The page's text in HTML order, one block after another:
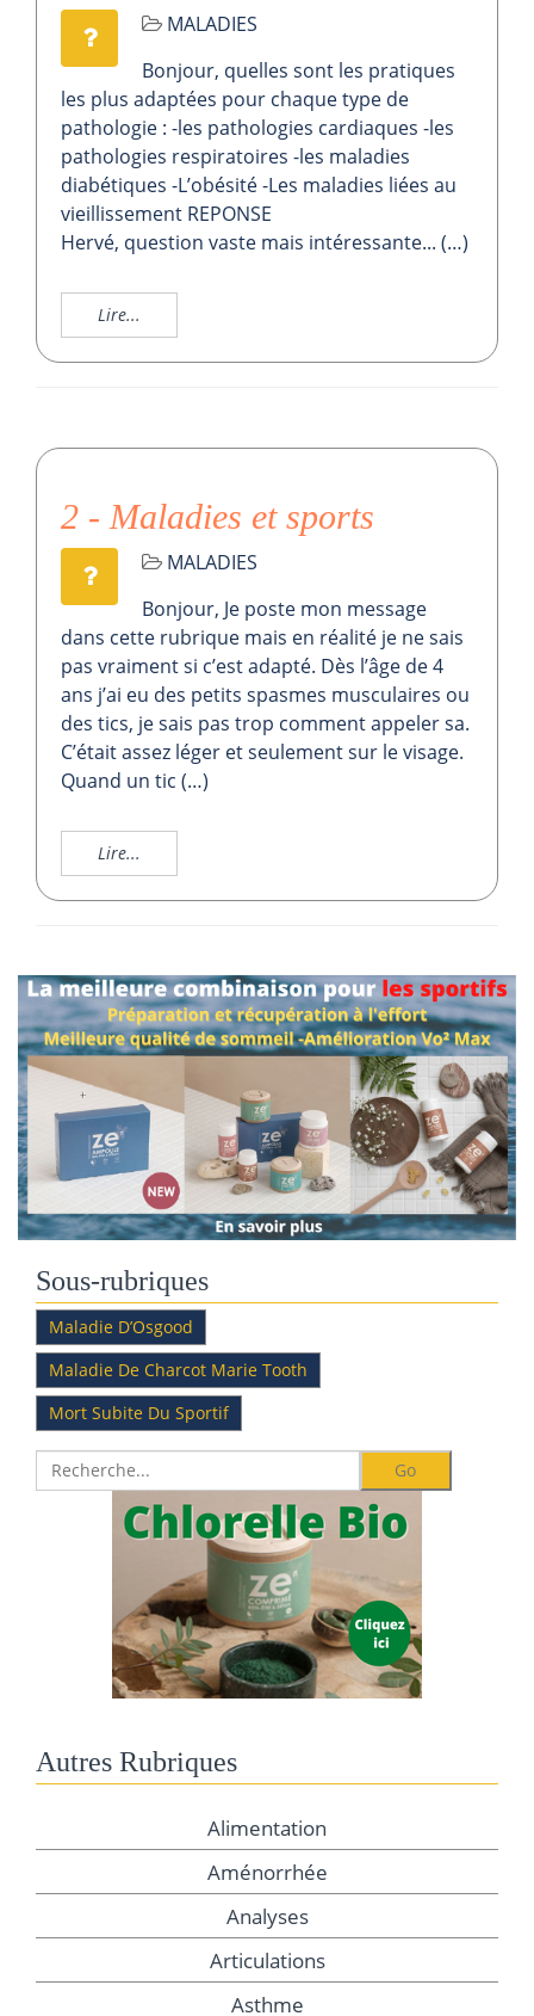
MALADIES
Bonjour, quelles sont les pratiques
les plus adaptées pour chaque type de
pathologie : -les pathologies cardiaques -les
pathologies respiratoires -les maladies
diabétiques -L’obésité -Les maladies liées au
vieillissement REPONSE
Hervé, question vaste mais intéressante... (…)
Lire...
2 - Maladies et sports
MALADIES
Bonjour, Je poste mon message
dans cette rubrique mais en réalité je ne sais
pas vraiment si c’est adapté. Dès l’âge de 4
ans j’ai eu des petits spasmes musculaires ou
des tics, je sais pas trop comment appeler sa.
C’était assez léger et seulement sur le visage.
Quand un tic (…)
Lire...
Sous-rubriques
Maladie D’Osgood
Maladie De Charcot Marie Tooth
Mort Subite Du Sportif
Autres Rubriques
Alimentation
Aménorrhée
Analyses
Articulations
Asthme